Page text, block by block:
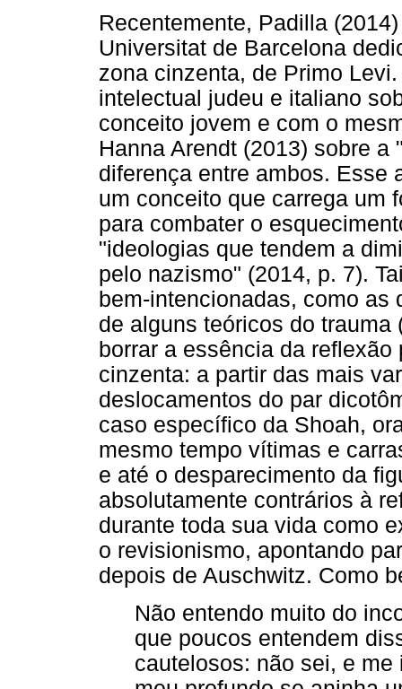
Recentemente, Padilla
Universitat de Barcelona
zona cinzenta, de Primo
intelectual judeu e italiano
conceito jovem e com o
Hanna Arendt (2013) sobre
diferença entre ambos. Esse
um conceito que carrega um
para combater o
"ideologias que tendem a
pelo nazismo" (2014, p. 7).
bem-intencionadas, como as
de alguns teóricos do trauma
borrar a essência da
cinzenta: a partir das mais
deslocamentos do par
caso específico da Shoah,
mesmo tempo vítimas e
e até o desparecimento da
absolutamente contrários à
durante toda sua vida como
o revisionismo, apontando
depois de Auschwitz. Como
Não entendo muito do
que poucos entendem
cautelosos: não sei, e